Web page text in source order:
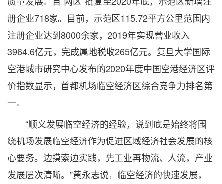
册企业718家。目前，示范区115.72平方公里范围内
注册企业达到8000余家，2019年实现营业收入
3964.6亿元，完成属地税收265亿元。复旦大学国际
空港城市研究中心发布的2020年度中国空港经济区评
价指数显示，首都机场临空经济区综合竞争力排名第
一。
“顺义发展临空经济的经验，说到底是始终将围
绕机场发展临空经济作为促进区域经济社会发展的核
心要务。边摸索边实践，先工业再物流、人流，产业
发展层次清晰。”黄永志说，临空经济的快速发展，